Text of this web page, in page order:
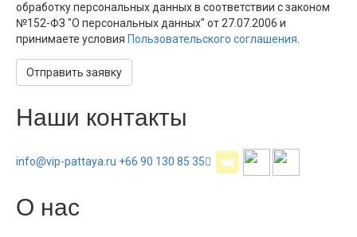
обработку персональных данных в соответствии с законом
№152-ФЗ "О персональных данных" от 27.07.2006 и
принимаете условия Пользовательского соглашения.
Отправить заявку
Наши контакты
info@vip-pattaya.ru +66 90 130 85 35
О нас